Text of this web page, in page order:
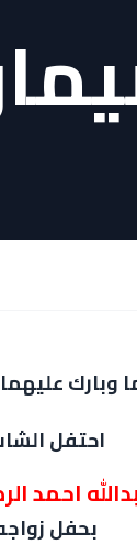
وبارك
احتفل
احمد
بحفل